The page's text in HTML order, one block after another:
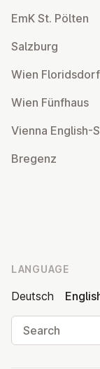
EmK St. Pölten
Salzburg
Wien Flor­idsdorf
Wien Fünfhaus
Vienna English-
Bregenz
LANGUAGE
Deutsch
Search